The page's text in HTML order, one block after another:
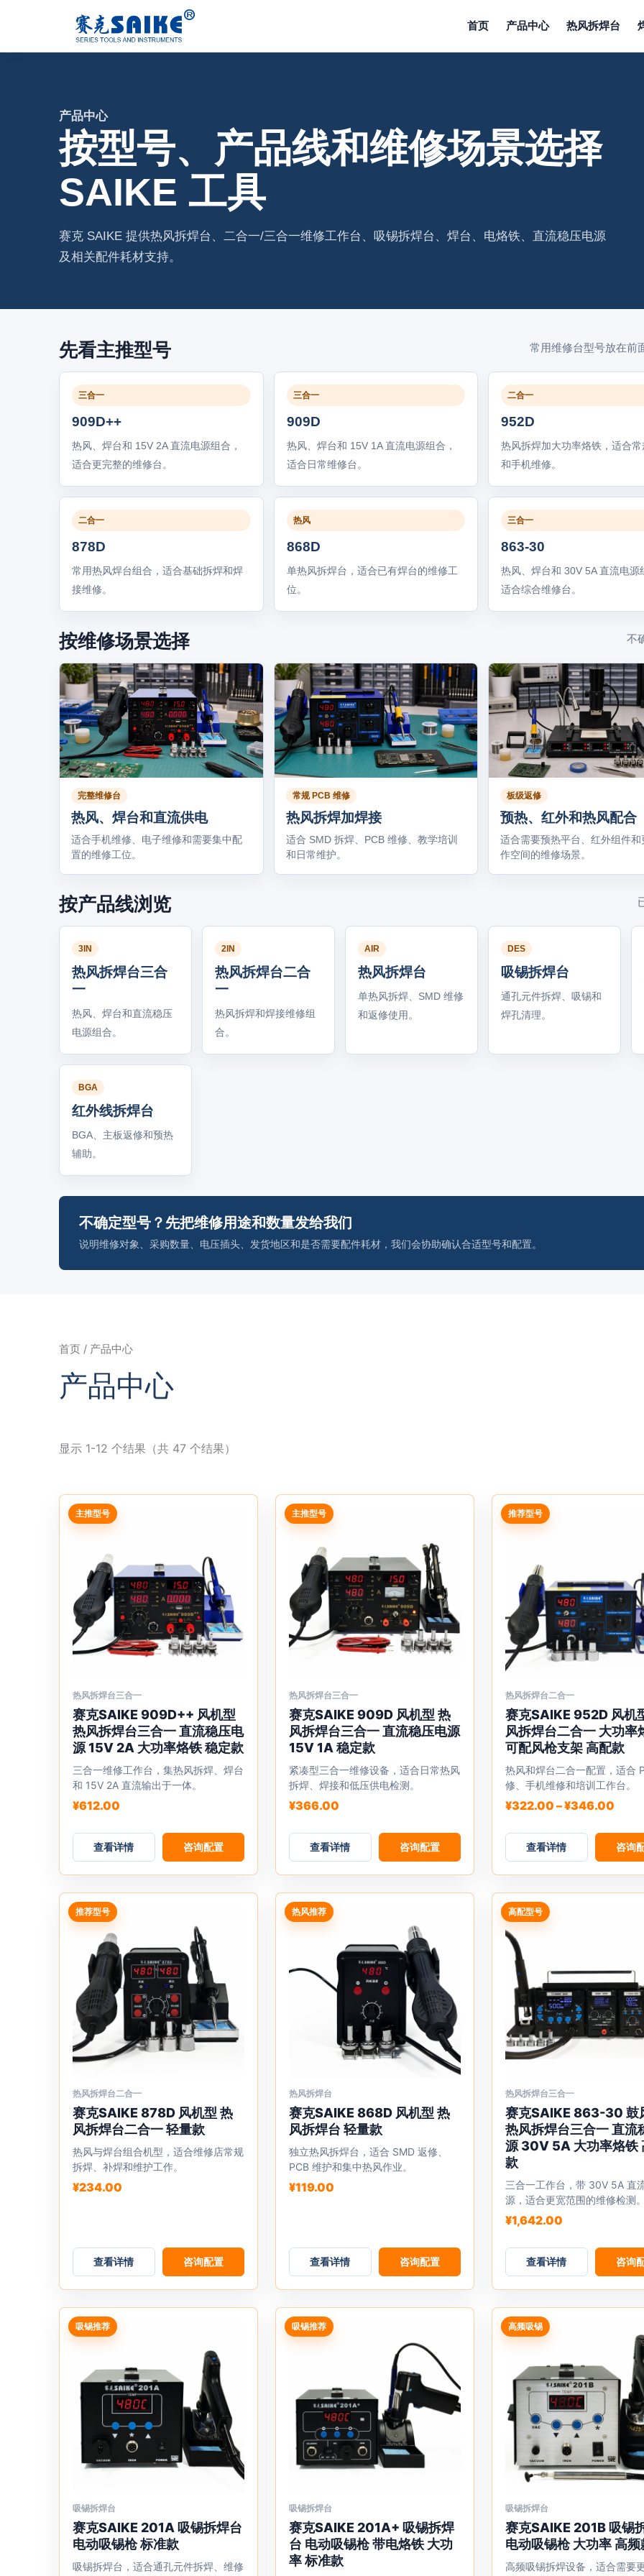
首页 产品中心 热风拆焊台
产品中心
按型号、产品线和维修场景选择
SAIKE 工具
赛克 SAIKE 提供热风拆焊台、二合一/三合一维修工作台、吸锡拆焊台、焊台、电烙铁、直流稳压电源
及相关配件耗材支持。
先看主推型号 常用维修台型号放在前
三合一
909D++
热风、焊台和 15V 2A 直流电源组合，
适合更完整的维修台。
三合一
909D
热风、焊台和 15V 1A 直流电源组合，
适合日常维修台。
二合一
952D
热风拆焊加大功率烙铁，适合常
和手机维修。
二合一
878D
常用热风焊台组合，适合基础拆焊和焊
接维修。
热风
868D
单热风拆焊台，适合已有焊台的维修工
位。
三合一
863-30
热风、焊台和 30V 5A 直流电源
适合综合维修台。
按维修场景选择 不
完整维修台
热风、焊台和直流供电
适合手机维修、电子维修和需要集中配
置的维修工位。
常规 PCB 维修
热风拆焊加焊接
适合 SMD 拆焊、PCB 维修、教学培训
和日常维护。
板级返修
预热、红外和热风配合
适合需要预热平台、红外组件和
作空间的维修场景。
按产品线浏览
3IN
热风拆焊台三合
一
热风、焊台和直流稳压
电源组合。
2IN
热风拆焊台二合
一
热风拆焊和焊接维修组
合。
AIR
热风拆焊台
单热风拆焊、SMD 维修
和返修使用。
DES
吸锡拆焊台
通孔元件拆焊、吸锡和
焊孔清理。
BGA
红外线拆焊台
BGA、主板返修和预热
辅助。
不确定型号？先把维修用途和数量发给我们
说明维修对象、采购数量、电压插头、发货地区和是否需要配件耗材，我们会协助确认合适型号和配置。
首页 / 产品中心
产品中心
显示 1-12 个结果（共 47 个结果）
主推型号
热风拆焊台三合一
赛克SAIKE 909D++ 风机型
热风拆焊台三合一 直流稳压电
源 15V 2A 大功率烙铁 稳定款
三合一维修工作台，集热风拆焊、焊台
和 15V 2A 直流输出于一体。
¥612.00
本
产
品
有
多
种
变
在
品
页
择
这
些
选
查看详情 咨询配置
主推型号
热风拆焊台三合一
赛克SAIKE 909D 风机型 热
风拆焊台三合一 直流稳压电源
15V 1A 稳定款
紧凑型三合一维修设备，适合日常热风
拆焊、焊接和低压供电检测。
¥366.00
本
产
品
有
多
种
变
在
品
页
选
查看详情 咨询配置
推荐型号
热风拆焊台二合一
赛克SAIKE 952D 风机
风拆焊台二合一 大功率
可配风枪支架 高配款
热风和焊台二合一配置，适合
修、手机维修和培训工作台。
¥322.00 –¥346.00
范
围：
至
本
产
品
有
多
种
变
在
品
页
面
上
择
这
些
选
查看详情 咨询
推荐型号
热风拆焊台二合一
赛克SAIKE 878D 风机型 热
风拆焊台二合一 轻量款
热风与焊台组合机型，适合维修店常规
拆焊、补焊和维护工作。
¥234.00
本
产
品
有
多
种
可
页
面
择
这
查看详情 咨询配置
热风推荐
热风拆焊台
赛克SAIKE 868D 风机型 热
风拆焊台 轻量款
独立热风拆焊台，适合 SMD 返修、
PCB 维护和集中热风作业。
¥119.00
本
产
品
有
多
种
可
页
面
择
这
选
项
查看详情 咨询配置
高配型号
热风拆焊台三合一
赛克SAIKE 863-30 鼓
热风拆焊台三合一 直流
源 30V 5A 大功率烙铁
款
三合一工作台，带 30V 5A 直
源，适合更宽范围的维修检测
¥1,642.00
本
产
品
有
多
种
变
体。
可
页
面
选
择
这
项
查看详情 咨询
吸锡推荐
吸锡拆焊台
赛克SAIKE 201A 吸锡拆焊台
电动吸锡枪 标准款
吸锡拆焊台，适合通孔元件拆焊、维修
本
产
品
有
吸锡推荐
吸锡拆焊台
赛克SAIKE 201A+ 吸锡拆焊
台 电动吸锡枪 带电烙铁 大功
率 标准款
本
产
品
有
高频吸锡
吸锡拆焊台
赛克SAIKE 201B 吸锡
电动吸锡枪 大功率 高频
高频吸锡拆焊设备，适合需要
本
产
品
有